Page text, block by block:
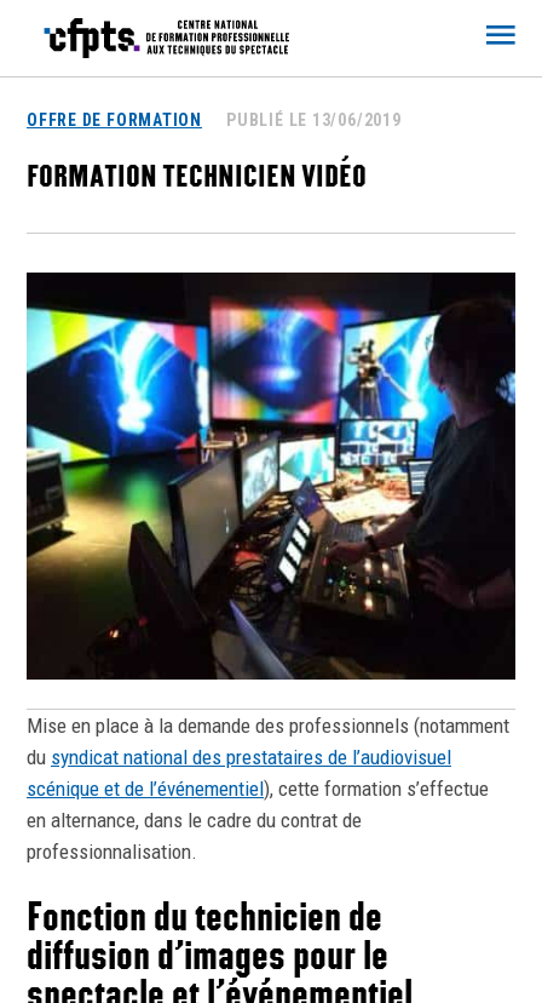
OFFRE DE FORMATION PUBLIÉ LE 13/06/2019
FORMATION TECHNICIEN VIDÉO
Mise en place à la demande des professionnels (notamment
du syndicat national des prestataires de l’audiovisuel
scénique et de l’événementiel), cette formation s’effectue
en alternance, dans le cadre du contrat de
professionnalisation.
Fonction du technicien de
diffusion d’images pour le
spectacle et l’événementiel